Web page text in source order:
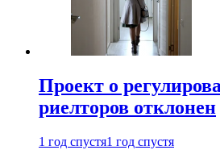
Проект о
риелторов отклонен
1 год спустя1 год спустя